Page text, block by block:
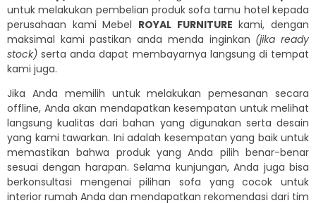
untuk melakukan pembelian produk sofa tamu hotel kepada
perusahaan kami Mebel ROYAL FURNITURE kami, dengan
maksimal kami pastikan anda menda inginkan (jika ready
stock) serta anda dapat membayarnya langsung di tempat
kami juga.
Jika Anda memilih untuk melakukan pemesanan secara
offline, Anda akan mendapatkan kesempatan untuk melihat
langsung kualitas dari bahan yang digunakan serta desain
yang kami tawarkan. Ini adalah kesempatan yang baik untuk
memastikan bahwa produk yang Anda pilih benar-benar
sesuai dengan harapan. Selama kunjungan, Anda juga bisa
berkonsultasi mengenai pilihan sofa yang cocok untuk
interior rumah Anda dan mendapatkan rekomendasi dari tim